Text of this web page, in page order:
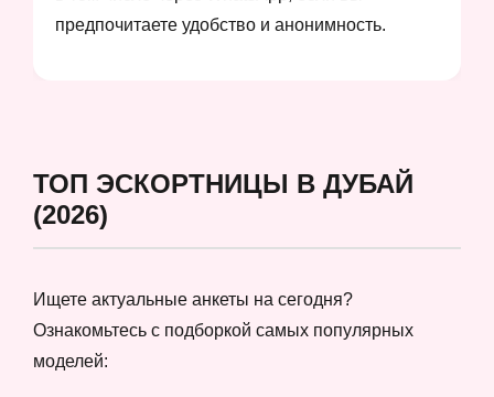
предпочитаете удобство и анонимность.
ТОП ЭСКОРТНИЦЫ В ДУБАЙ
(2026)
Ищете актуальные анкеты на сегодня?
Ознакомьтесь с подборкой самых популярных
моделей: